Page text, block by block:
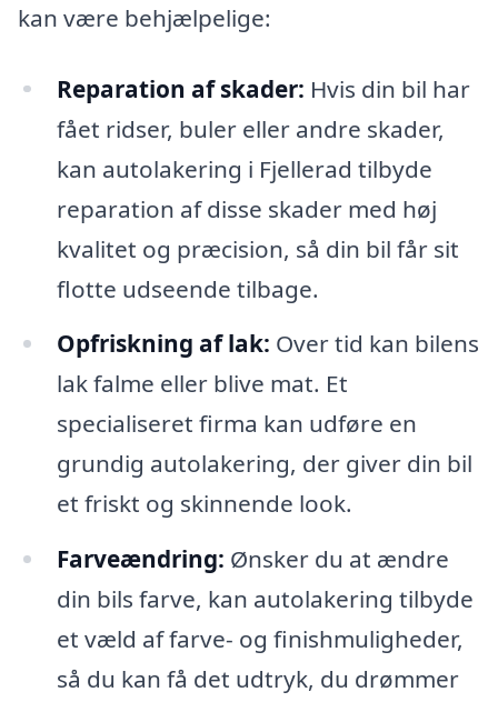
kan være behjælpelige:
Reparation af skader: Hvis din bil har
fået ridser, buler eller andre skader,
kan autolakering i Fjellerad tilbyde
reparation af disse skader med høj
kvalitet og præcision, så din bil får sit
flotte udseende tilbage.
Opfriskning af lak: Over tid kan bilens
lak falme eller blive mat. Et
specialiseret firma kan udføre en
grundig autolakering, der giver din bil
et friskt og skinnende look.
Farveændring: Ønsker du at ændre
din bils farve, kan autolakering tilbyde
et væld af farve- og finishmuligheder,
så du kan få det udtryk, du drømmer